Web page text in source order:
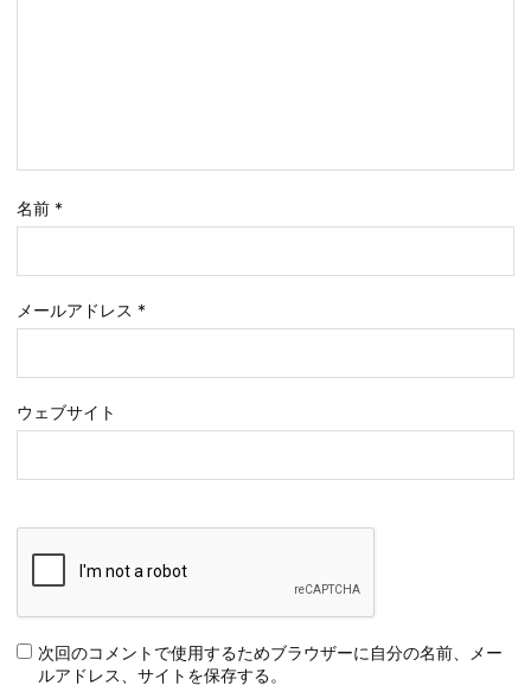
名前 *
メールアドレス *
ウェブサイト
次回のコメントで使用するためブラウザーに自分の名前、メー
ルアドレス、サイトを保存する。